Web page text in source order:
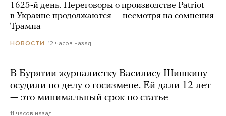
1625-й день. Переговоры о производстве Patriot
в Украине продолжаются — несмотря на сомнения
Трампа
НОВОСТИ 12 часов назад
В Бурятии журналистку Василису Шишкину
осудили по делу о госизмене. Ей дали 12 лет
— это минимальный срок по статье
11 часов назад